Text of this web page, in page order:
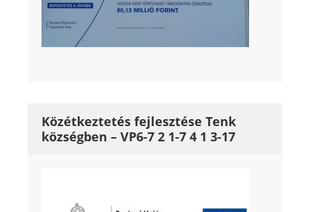
Közétkeztetés fejlesztése Tenk
községben – VP6-7 2 1-7 4 1 3-17